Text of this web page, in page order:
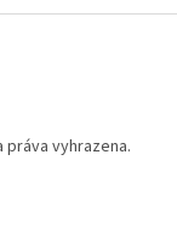
práva vyhrazena.